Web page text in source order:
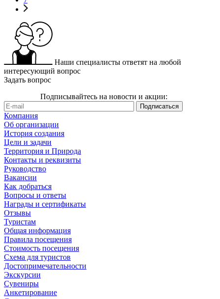
Наши специалисты ответят на любой
интересующий вопрос
Задать вопрос
Подписывайтесь на новости и акции:
Компания
Об организации
История создания
Цели и задачи
Территория и Природа
Контакты и реквизиты
Руководство
Вакансии
Как добраться
Вопросы и ответы
Награды и сертификаты
Отзывы
Туристам
Общая информация
Правила посещения
Стоимость посещения
Схема для туристов
Достопримечательности
Экскурсии
Сувениры
Анкетирование